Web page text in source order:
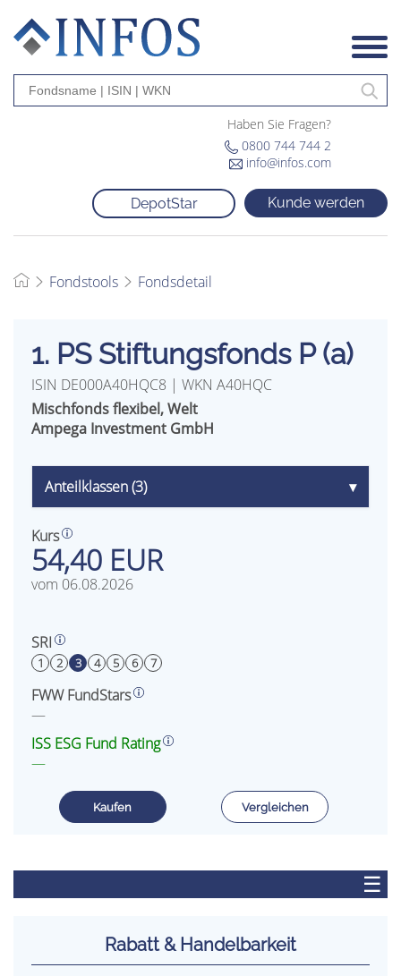
Haben Sie Fragen?
0800 744 744 2
info@infos.com
DepotStar Kunde werden
Fondstools Fondsdetail
1. PS Stiftungsfonds P (a)
ISIN DE000A40HQC8 | WKN A40HQC
Mischfonds flexibel, Welt
Ampega Investment GmbH
Anteilklassen (3) ▾
Kurs
54,40 EUR
vom 06.08.2026
SRI
1 2 3 4 5 6 7
FWW FundStars
—
ISS ESG Fund Rating
—
Kaufen Vergleichen
☰
Rabatt & Handelbarkeit